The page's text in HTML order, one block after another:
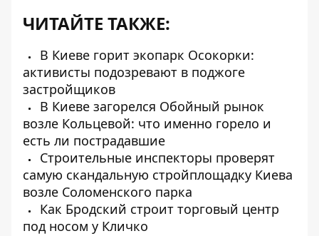
ЧИТАЙТЕ ТАКЖЕ:
В Киеве горит экопарк Осокорки:
активисты подозревают в поджоге
застройщиков
В Киеве загорелся Обойный рынок
возле Кольцевой: что именно горело и
есть ли пострадавшие
Строительные инспекторы проверят
самую скандальную стройплощадку Киева
возле Соломенского парка
Как Бродский строит торговый центр
под носом у Кличко